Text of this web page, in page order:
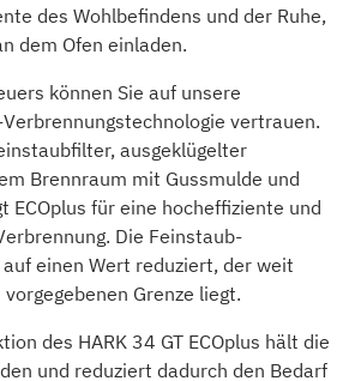
des Wohlbefindens und der Ruhe,
dem Ofen einladen.
können Sie auf unsere
vertrauen.
ausgeklügelter
Brennraum mit Gussmulde und
ECOplus für eine hocheffiziente und
Die Feinstaub-
einen Wert reduziert, der weit
Grenze liegt.
des HARK 34 GT ECOplus hält die
und reduziert dadurch den Bedarf